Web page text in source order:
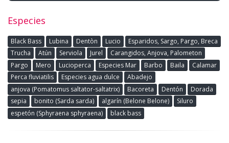
Especies
Black Bass Lubina Dentòn Lucio
Esparidos, Sargo, Pargo, Breca
Trucha
Atún Serviola Jurel
Carangidos, Anjova, Palometon
Pargo
Mero Lucioperca Especies Mar Barbo Baila
Calamar
Perca fluviatilis
Especies agua dulce
Abadejo
anjova (Pomatomus saltator-saltatrix)
Bacoreta Dentón
Dorada
sepia
bonito (Sarda sarda) algarín (Belone Belone)
Siluro
espetón (Sphyraena sphyraena)
black bass